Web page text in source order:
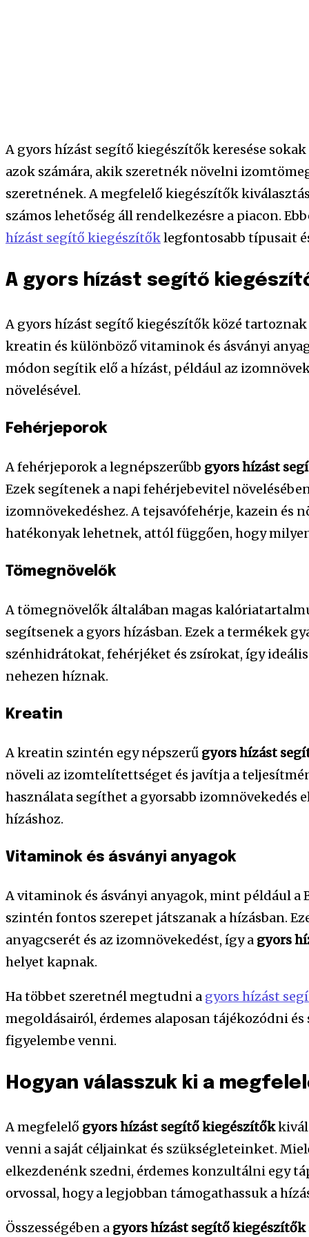
A gyors hízást segítő kiegészítők keresése
azok számára, akik szeretnék növelni
szeretnének. A megfelelő kiegészítők
számos lehetőség áll rendelkezésre a piacon.
hízást segítő kiegészítőklegfontosabb típusait
A gyors hízást segítő
A gyors hízást segítő kiegészítők közé
kreatin és különböző vitaminok és ásványi
módon segítik elő a hízást, például az
növelésével.
Fehérjeporok
A fehérjeporok a legnépszerűbb gyors hízást
Ezek segítenek a napi fehérjebevitel
izomnövekedéshez. A tejsavófehérje, kazein és
hatékonyak lehetnek, attól függően, hogy
Tömegnövelők
A tömegnövelők általában magas
segítsenek a gyors hízásban. Ezek a termékek
szénhidrátokat, fehérjéket és zsírokat, így
nehezen híznak.
Kreatin
A kreatin szintén egy népszerű gyors hízást
növeli az izomtelítettséget és javítja a
használata segíthet a gyorsabb izomnövekedés
hízáshoz.
Vitaminok és ásványi anyagok
A vitaminok és ásványi anyagok, mint például
szintén fontos szerepet játszanak a hízásban.
anyagcserét és az izomnövekedést, így a gyors
helyet kapnak.
Ha többet szeretnél megtudni a gyors hízást
megoldásairól, érdemes alaposan tájékozódni
figyelembe venni.
Hogyan válasszuk ki a
A megfelelő gyors hízást segítő kiegészítők
venni a saját céljainkat és szükségleteinket.
elkezdenénk szedni, érdemes konzultálni egy
orvossal, hogy a legjobban támogathassuk a
Összességében a gyors hízást segítő kiegészítők